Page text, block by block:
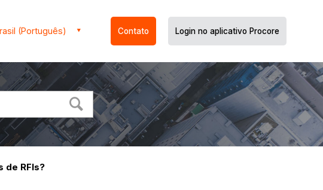
(Português) Contato Login no aplicativo Procore
de RFIs?